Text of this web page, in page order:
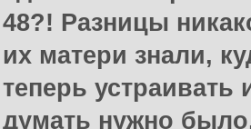
48?! Разницы
их матери знали,
теперь
думать нужно